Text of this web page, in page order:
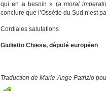
qui en a besoin » (a moral
conclure que l’Ossétie du Sud n’est
Cordiales salutations
Giulietto Chiesa, député européen
Traduction de Marie-Ange Patrizio